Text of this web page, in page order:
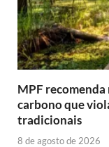
MPF recomenda
carbono que
tradicionais
8 de agosto de 2026